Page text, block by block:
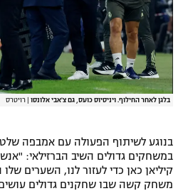
בלגן לאחר החילוף. ויניסיוס כועס, גם צ'אבי אלונסו רויטרס
בנוגע לשיתוף הפעולה עם אמבפה
במשחקים גדולים השיב הברזילאי:
קיליאן כאן כדי לעזור לנו, השערים שלו
משחק קשה שבו שחקנים גדולים